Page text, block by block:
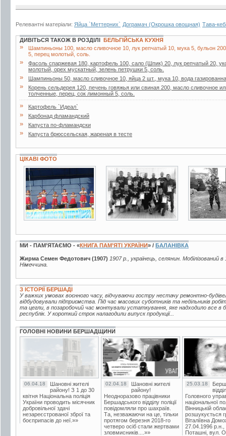
Релевантні матеріали: Яйца `Меттерних` Дограмач (Окрошка овощная) Тава-
ДИВІТЬСЯ ТАКОЖ В РОЗДІЛІ БЕЛЬГІЙСЬКА КУХНЯ
»
Шампиньоны 100, масло сливочное 10, лук репчатый 10, мука 5, бульон
5, перец молотый, соль.
»
Фасоль спаржевая 180, картофель 100, сало (Шпик) 20, лук репчатый 20,
молотый, орех мускатный, зелень петрушки 5, соль.
» Шампиньоны 50, масло сливочное 10, яйца 2 шт., мука 10, вода
»
Корень сельдерея 120, печень говяжья или свиная 200, масло сливочное
толченные, перец, сок лимонный 5, соль.
» Картофель `Идеал`
» Карбонад фламандский
» Капуста по-фламандски
» Капуста брюссельская, жареная в тесте
ЦІКАВІ ФОТО
2 фото 3 фото
МИ - ПАМ’ЯТАЄМО - «КНИГА ПАМ’ЯТІ УКРАЇНИ» / БАЛАНІВКА
Жирма Семен Федотович (1907) 1907 р., українець, селянин.
Німеччина.
З ІСТОРІЇ БЕРШАДІ
У важких умовах воєнного часу, відчуваючи гостру нестачу ремонтно-
відбудовували підприємства. Під час масових суботників та недільників
та цегли, в позаробочий час монтували устаткування, яке надходило все в
республік. У короткий строк налагодили випуск продукції...
ГОЛОВНІ НОВИНИ БЕРШАДЩИНИ
06.04.18
Шановні жителі
району! З 1 до 30
квітня Національна поліція
України проводить місячник
добровільної здачі
незареєстрованої зброї та
боєприпасів до неї.»»
02.04.18
Шановні жителі
району!
Неодноразово працівники
Бершадського відділу поліції
повідомляли про шахраїв.
Та, незважаючи на це, тільки
протягом березня 2018-го
четверо осіб стали жертвами
зловмисників....»»
25.03.18
Головного
національної
Вінницькій
розшукується
Віталіївна
27.04.1996 р.н.,
Поташні, вул.